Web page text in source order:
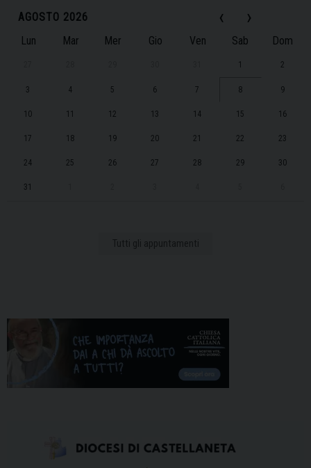
‹
AGOSTO 2026 ›
Lun Mar Mer Gio Ven Sab Dom
1 2
3 4 5 6 7 8 9
10 11 12 13 14 15 16
17 18 19 20 21 22 23
24 25 26 27 28 29 30
31
Tutti gli appuntamenti